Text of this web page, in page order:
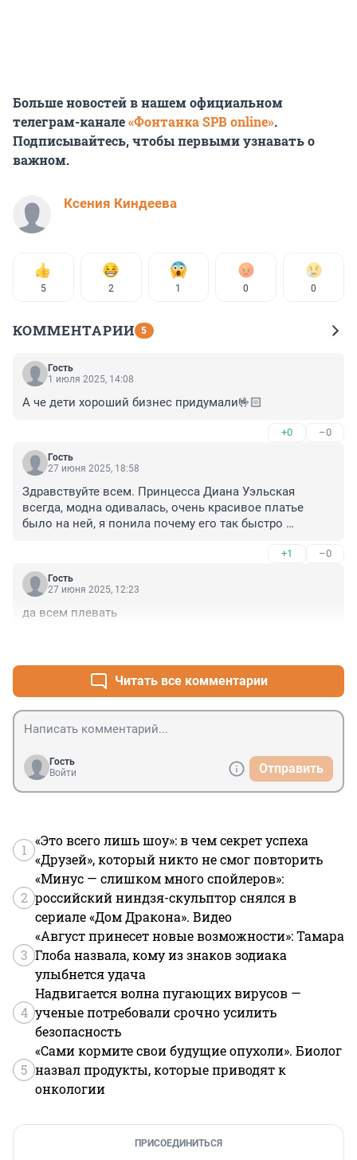
Больше новостей в нашем официальном
телеграм-канале«Фонтанка SPB online».
Подписывайтесь, чтобы первыми узнавать о
важном.
Ксения Киндеева
5 2 1 0 0
КОММЕНТАРИИ 5
Гость
1 июля 2025, 14:08
А че дети хороший бизнес придумали🤟🏻
+0 –0
Гость
27 июня 2025, 18:58
Здравствуйте всем. Принцесса Диана Уэльская
всегда, модна одивалась, очень красивое платье
было на ней, я понила почему его так быстро
честь Принцессе Дианы Уэльскай. До свидание всем
с уважением к вам Принцесса Джульетта Уэльская
+1 –0
Гость
27 июня 2025, 12:23
да всем плевать
Читать все комментарии
Гость
Войти
Отправить
1
«Это всего лишь шоу»: в чем секрет успеха
«Друзей», который никто не смог повторить
2
«Минус — слишком много спойлеров»:
российский ниндзя-скульптор снялся в
сериале «Дом Дракона». Видео
3
«Август принесет новые возможности»: Тамара
Глоба назвала, кому из знаков зодиака
улыбнется удача
4
Надвигается волна пугающих вирусов —
ученые потребовали срочно усилить
безопасность
5
«Сами кормите свои будущие опухоли». Биолог
назвал продукты, которые приводят к
онкологии
ПРИСОЕДИНИТЬСЯ